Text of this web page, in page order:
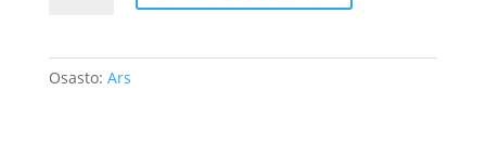
Osasto: Ars